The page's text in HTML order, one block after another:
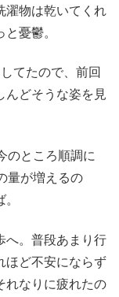
濯物は乾いてくれ
憂鬱。
てたので、前回
んどそうな姿を見
のところ順調に
量が増えるの
へ。普段あまり行
ほど不安にならず
れなりに疲れたの